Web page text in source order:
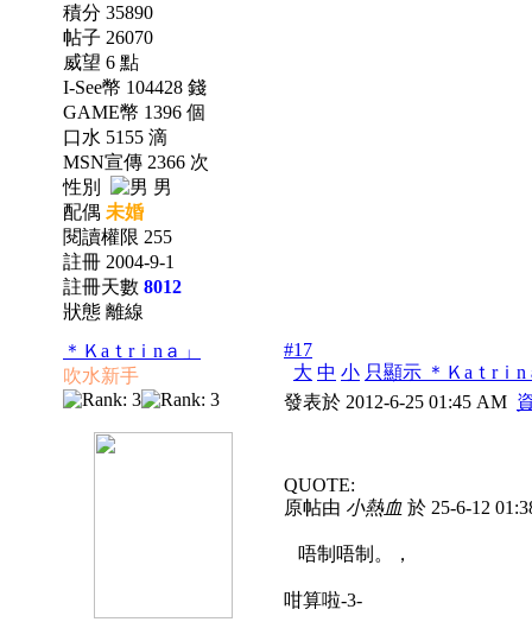
積分 35890
帖子 26070
威望 6 點
I-See幣 104428 錢
GAME幣 1396 個
口水 5155 滴
MSN宣傳 2366 次
性別
男
配偶 未婚
閱讀權限 255
註冊 2004-9-1
註冊天數 8012
狀態 離線
＊Ｋaｔrｉnａ」
吹水新手
#17
大 中 小 只顯示 ＊Ｋaｔrｉ
發表於 2012-6-25 01:45 AM
QUOTE:
原帖由 小熱血 於 25-6-12
唔制唔制。，
咁算啦-3-